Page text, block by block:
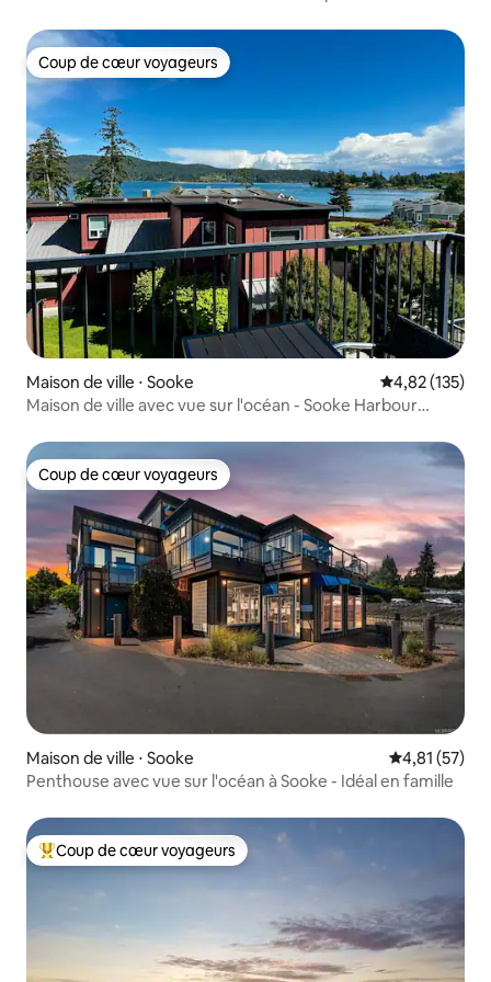
Coup de cœur voyageurs
Coup de cœur voyageurs
Maison de ville ⋅ Sooke Évaluation
4,82 (135)
Maison de ville avec vue sur l'océan - Sooke Harbour
Coup de cœur voyageurs
Coup de cœur voyageurs
Maison de ville ⋅ Sooke Évaluation
4,81 (57)
Penthouse avec vue sur l'océan à Sooke - Idéal en famille
Coups de cœur voyageurs les plus appréciés
Coup de cœur voyageurs